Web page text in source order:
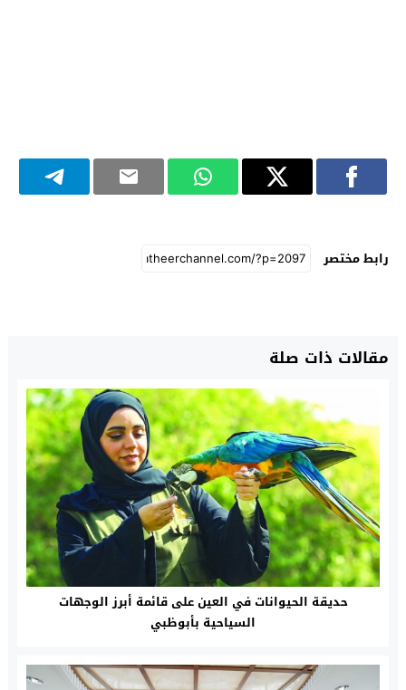
رابط مختصر
مقالات ذات صلة
حديقة الحيوانات في العين على قائمة أبرز الوجهات
السياحية بأبوظبي